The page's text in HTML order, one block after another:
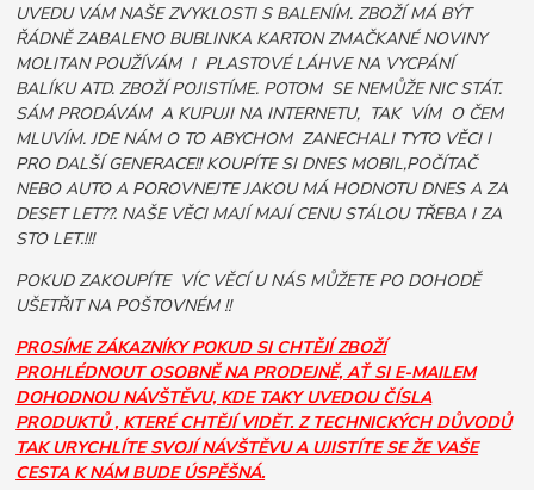
UVEDU VÁM NAŠE ZVYKLOSTI S BALENÍM. ZBOŽÍ MÁ BÝT
ŘÁDNĚ ZABALENO BUBLINKA KARTON ZMAČKANÉ NOVINY
MOLITAN POUŽÍVÁM I PLASTOVÉ LÁHVE NA VYCPÁNÍ
BALÍKU ATD. ZBOŽÍ POJISTÍME. POTOM SE NEMŮŽE NIC STÁT.
SÁM PRODÁVÁM A KUPUJI NA INTERNETU, TAK VÍM O ČEM
MLUVÍM. JDE NÁM O TO ABYCHOM ZANECHALI TYTO VĚCI I
PRO DALŠÍ GENERACE!! KOUPÍTE SI DNES MOBIL,POČÍTAČ
NEBO AUTO A POROVNEJTE JAKOU MÁ HODNOTU DNES A ZA
DESET LET??. NAŠE VĚCI MAJÍ MAJÍ CENU STÁLOU TŘEBA I ZA
STO LET.!!!
POKUD ZAKOUPÍTE VÍC VĚCÍ U NÁS MŮŽETE PO DOHODĚ
UŠETŘIT NA POŠTOVNÉM !!
PROSÍME ZÁKAZNÍKY POKUD SI CHTĚJÍ ZBOŽÍ
PROHLÉDNOUT OSOBNĚ NA PRODEJNĚ, AŤ SI E-MAILEM
DOHODNOU NÁVŠTĚVU, KDE TAKY UVEDOU ČÍSLA
PRODUKTŮ , KTERÉ CHTĚJÍ VIDĚT. Z TECHNICKÝCH DŮVODŮ
TAK URYCHLÍTE SVOJÍ NÁVŠTĚVU A UJISTÍTE SE ŽE VAŠE
CESTA K NÁM BUDE ÚSPĚŠNÁ.